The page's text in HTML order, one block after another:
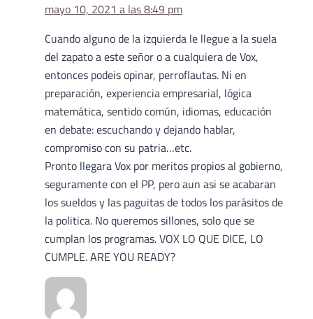
mayo 10, 2021 a las 8:49 pm
Cuando alguno de la izquierda le llegue a la suela
del zapato a este señor o a cualquiera de Vox,
entonces podeis opinar, perroflautas. Ni en
preparación, experiencia empresarial, lógica
matemática, sentido común, idiomas, educación
en debate: escuchando y dejando hablar,
compromiso con su patria…etc.
Pronto llegara Vox por meritos propios al gobierno,
seguramente con el PP, pero aun asi se acabaran
los sueldos y las paguitas de todos los parásitos de
la politica. No queremos sillones, solo que se
cumplan los programas. VOX LO QUE DICE, LO
CUMPLE. ARE YOU READY?